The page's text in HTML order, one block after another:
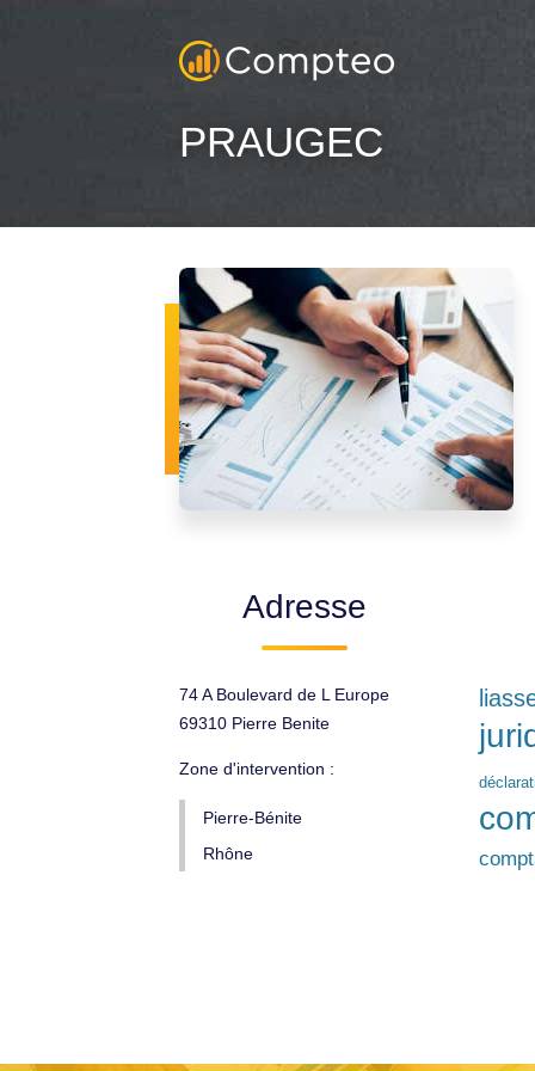
PRAUGEC
Adresse
74 A Boulevard de L Europe
69310 Pierre Benite
Zone d'intervention :
Pierre-Bénite
Rhône